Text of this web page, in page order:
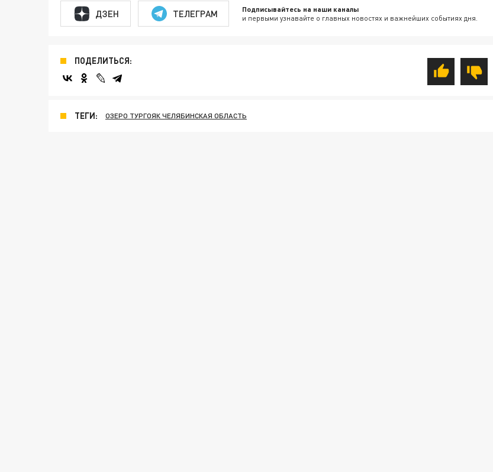
ДЗЕН ТЕЛЕГРАМ Подписывайтесь на наши каналы
и первыми узнавайте о главных новостях и важнейших событиях дня.
ПОДЕЛИТЬСЯ:
ТЕГИ: ОЗЕРО ТУРГОЯК ЧЕЛЯБИНСКАЯ ОБЛАСТЬ